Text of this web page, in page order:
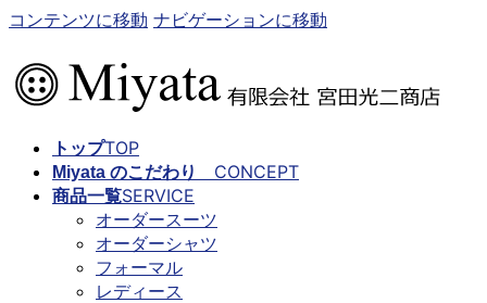
コンテンツに移動 ナビゲーションに移動
トップTOP
Miyata のこだわり CONCEPT
商品一覧SERVICE
オーダースーツ
オーダーシャツ
フォーマル
レディース